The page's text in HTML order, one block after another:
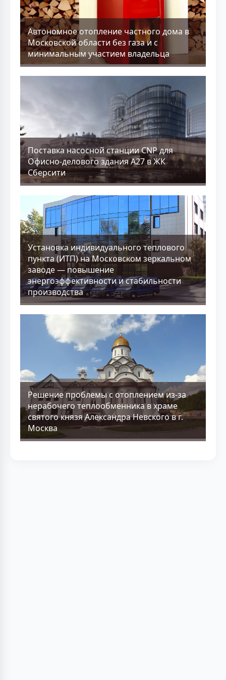
Aвтономное отопление частного дома в
Московской области без газа и с
минимальным участием владельца
Поставка насосной станции CNP для
Офисно-делового здания А27 в ЖК
Сберсити
Установка индивидуального теплового
пункта (ИТП) на Московском зеркальном
заводе — повышение
энергоэффективности и стабильности
производства
Решение проблемы с отоплением из-за
нерабочего теплообменника в храме
святого князя Александра Невского в г.
Москва